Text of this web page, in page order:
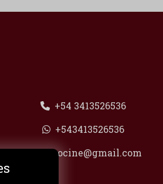
+54 3413526536
+543413526536
100tocine@gmail.com